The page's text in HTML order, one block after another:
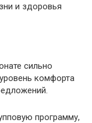
и здоровья
сильно
комфорта
программу,